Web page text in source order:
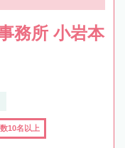
務所 小岩本
10名以上